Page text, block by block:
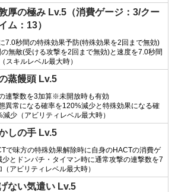
厚の極み Lv.5（消費ゲージ：3/クー
ム：13）
7.0秒間の特殊効果予防(特殊効果を2回まで無効)
の無敵(受ける攻撃を2回まで無効)と速度を7.0秒間
スキルレベル最大時）
蒸饅頭 Lv.5
連撃数を3加算※未開放時も有効
異常になる確率を120%減少と特殊効果になる確
少（アビリティレベル最大時）
しの手 Lv.5
で味方の特殊効果解除時に自身のHACTの消費ゲ
少とドンパチ・タイマン時に通常攻撃の連撃数を7
アビリティレベル最大時）
ない気遣い Lv.5